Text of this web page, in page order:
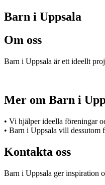
Barn i Uppsala
Om oss
Barn i Uppsala är ett ideellt
Mer om Barn i
• Vi hjälper ideella föreningar
• Barn i Uppsala vill dessutom
Kontakta oss
Barn i Uppsala ger inspiration